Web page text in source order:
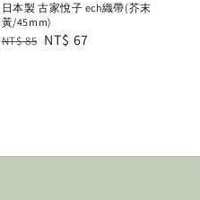
日本製 古家悅子 ech織帶(芥末
黃/45mm)
Regular
NT$ 85 Sale
NT$ 67